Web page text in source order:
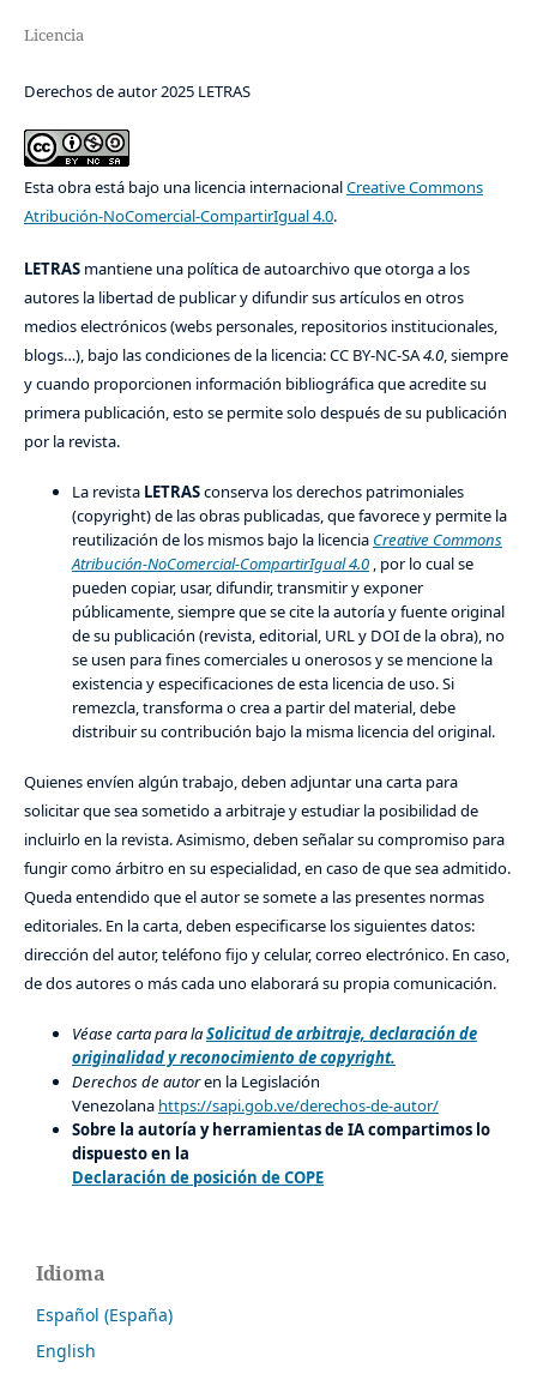
Licencia
Derechos de autor 2025 LETRAS
Esta obra está bajo una licencia internacionalCreative Commons
Atribución-NoComercial-CompartirIgual 4.0.
LETRASmantiene una política de autoarchivo que otorga a los
autores la libertad de publicar y difundir sus artículos en otros
medios electrónicos (webs personales, repositorios institucionales,
blogs…), bajo las condiciones de la licencia: CC BY-NC-SA4.0, siempre
y cuando proporcionen información bibliográfica que acredite su
primera publicación, esto se permite solo después de su publicación
por la revista.
La revista LETRASconserva los derechos patrimoniales
(copyright) de las obras publicadas, que favorece y permite la
reutilización de los mismos bajo la licencia Creative Commons
Atribución-NoComercial-CompartirIgual 4.0, por lo cual se
pueden copiar, usar, difundir, transmitir y exponer
públicamente, siempre que se cite la autoría y fuente original
de su publicación (revista, editorial, URL y DOI de la obra), no
se usen para fines comerciales u onerosos y se mencione la
existencia y especificaciones de esta licencia de uso. Si
remezcla, transforma o crea a partir del material, debe
distribuir su contribución bajo la misma licencia del original.
Quienes envíen algún trabajo, deben adjuntar una carta para
solicitar que sea sometido a arbitraje y estudiar la posibilidad de
incluirlo en la revista. Asimismo, deben señalar su compromiso para
fungir como árbitro en su especialidad, en caso de que sea admitido.
Queda entendido que el autor se somete a las presentes normas
editoriales. En la carta, deben especificarse los siguientes datos:
dirección del autor, teléfono fijo y celular, correo electrónico. En caso,
de dos autores o más cada uno elaborará su propia comunicación.
Véase carta para laSolicitud de arbitraje, declaración de
originalidad y reconocimiento de copyright.
Derechos de autoren la Legislación
Venezolana https://sapi.gob.ve/derechos-de-autor/
Sobre la autoría y herramientas de IA compartimos lo
dispuesto en la
Declaración de posición de COPE
Idioma
Español (España)
English